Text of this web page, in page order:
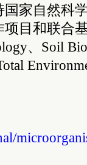
家自然科
目和联合
、Soil